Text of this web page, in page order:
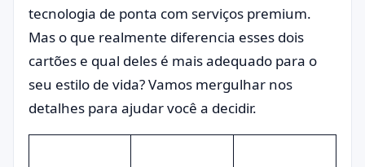
tecnologia de ponta com serviços premium.
Mas o que realmente diferencia esses dois
cartões e qual deles é mais adequado para o
seu estilo de vida? Vamos mergulhar nos
detalhes para ajudar você a decidir.